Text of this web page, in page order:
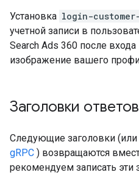
Установка login-
учетной записи в
Search Ads 360 после
изображение вашего
Заголовки ответов
Следующие заголовки (или
gRPC ) возвращаются
рекомендуем записать эти